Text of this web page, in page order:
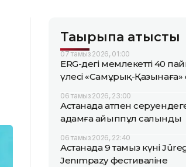
Тақырыпқа қатысты
07 тамыз 2026, 01:00
ERG-дегі мемлекеттің 40
үлесі «Самұрық-Қазынаға»
06 тамыз 2026, 23:00
Астанада атпен
адамға айыппұл салынды
06 тамыз 2026, 22:40
Астанада 9 тамыз күні
Jenımpazy фестиваліне